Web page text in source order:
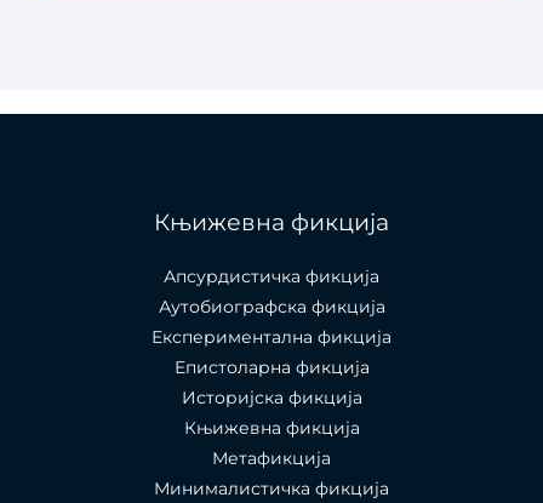
Књижевна фикција
Апсурдистичка фикција
Аутобиографска фикција
Експериментална фикција
Епистоларна фикција
Историјска фикција
Књижевна фикција
Метафикција
Минималистичка фикција